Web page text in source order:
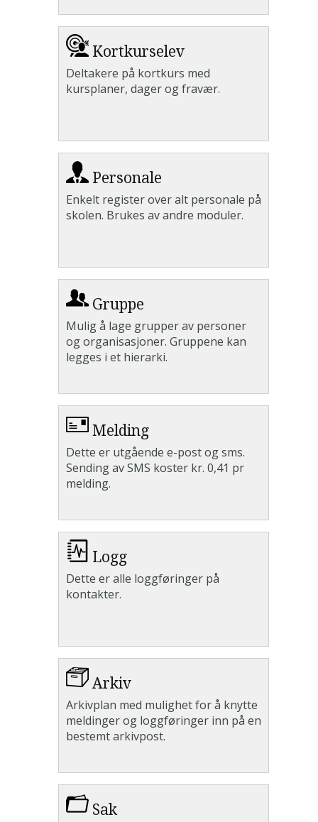
Kortkurselev
Deltakere på kortkurs med
kursplaner, dager og fravær.
Personale
Enkelt register over alt personale på
skolen. Brukes av andre moduler.
Gruppe
Mulig å lage grupper av personer
og organisasjoner. Gruppene kan
legges i et hierarki.
Melding
Dette er utgående e-post og sms.
Sending av SMS koster kr. 0,41 pr
melding.
Logg
Dette er alle loggføringer på
kontakter.
Arkiv
Arkivplan med mulighet for å knytte
meldinger og loggføringer inn på en
bestemt arkivpost.
Sak